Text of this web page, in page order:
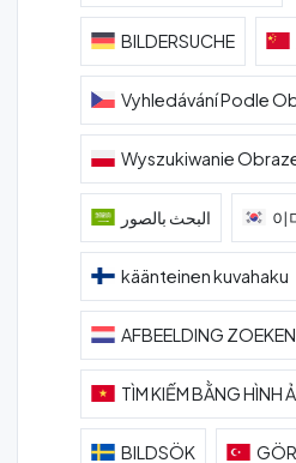
BILDERSUCHE
Vyhledávání Podle
Wyszukiwanie
البحث بالصور 이
käänteinen kuvahaku
AFBEELDING ZOEKEN
TÌM KIẾM BẰNG HÌNH
BILDSÖK